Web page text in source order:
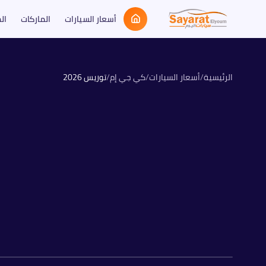
أسعار السيارات الماركات
الرئيسية/أسعار السيارات/كي جي إم/توريس2026